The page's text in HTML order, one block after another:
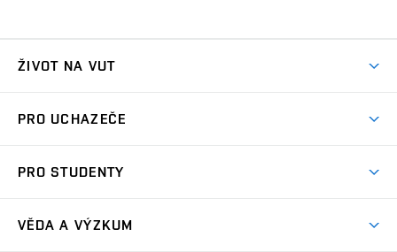
ŽIVOT NA VUT
Koleje
Sport na VUT
PRO UCHAZEČE
Dny otevřených dveří
PRO STUDENTY
VĚDA A VÝZKUM